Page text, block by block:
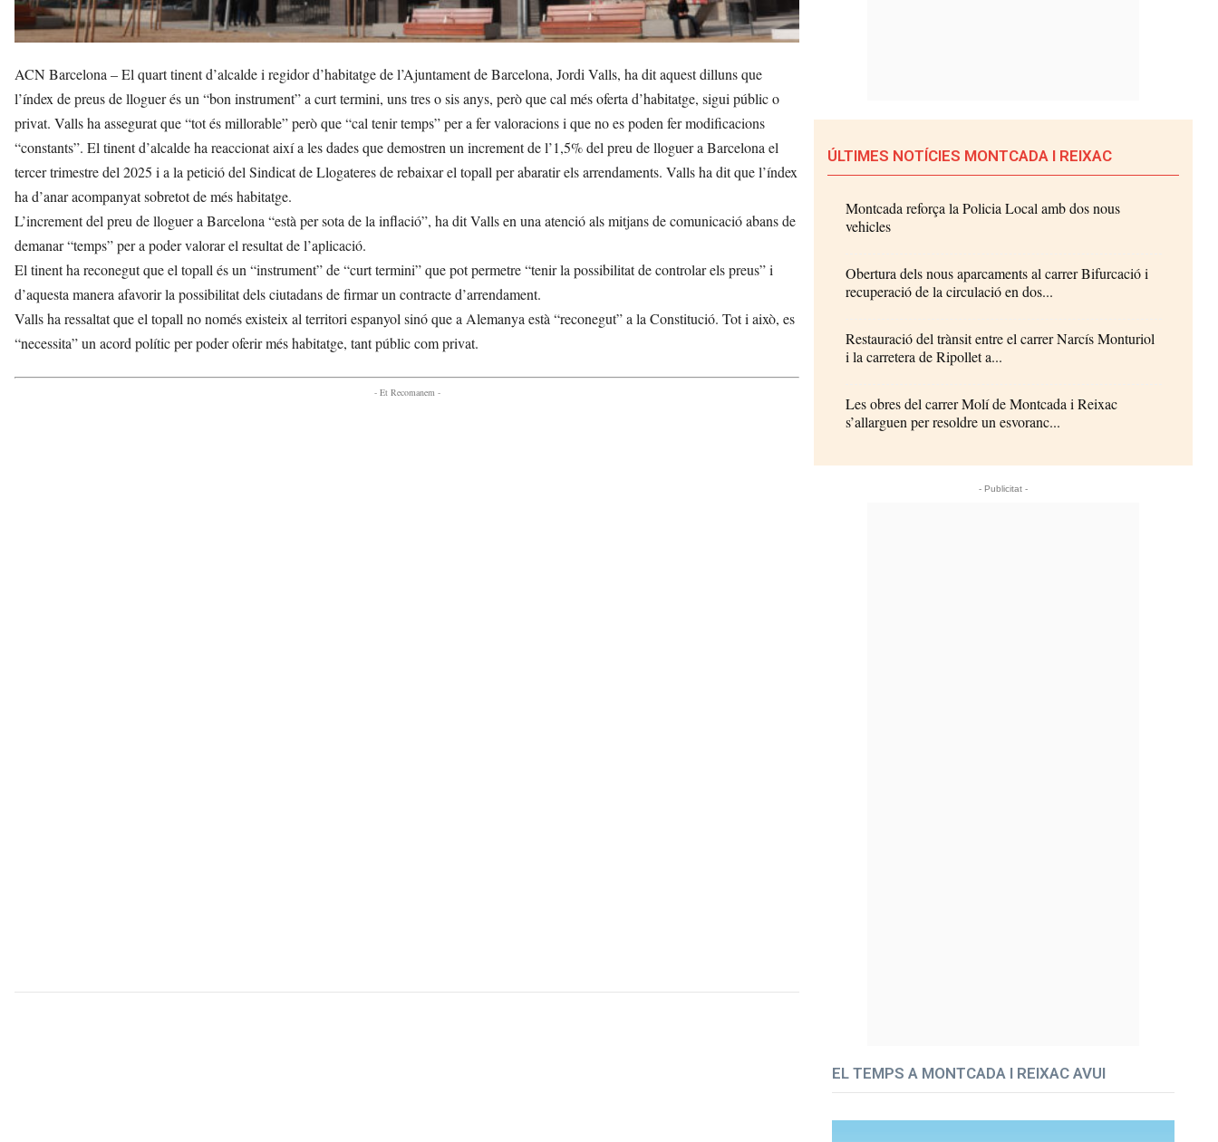
ACN Barcelona – El quart tinent d’alcalde i regidor d’habitatge de l’Ajuntament de Barcelona, Jordi Valls, ha dit aquest dilluns que
l’índex de preus de lloguer és un “bon instrument” a curt termini, uns tres o sis anys, però que cal més oferta d’habitatge, sigui públic o
privat. Valls ha assegurat que “tot és millorable” però que “cal tenir temps” per a fer valoracions i que no es poden fer modificacions
“constants”. El tinent d’alcalde ha reaccionat així a les dades que demostren un increment de l’1,5% del preu de lloguer a Barcelona el
tercer trimestre del 2025 i a la petició del Sindicat de Llogateres de rebaixar el topall per abaratir els arrendaments. Valls ha dit que l’índex
ha d’anar acompanyat sobretot de més habitatge.
L’increment del preu de lloguer a Barcelona “està per sota de la inflació”, ha dit Valls en una atenció als mitjans de comunicació abans de
demanar “temps” per a poder valorar el resultat de l’aplicació.
El tinent ha reconegut que el topall és un “instrument” de “curt termini” que pot permetre “tenir la possibilitat de controlar els preus” i
d’aquesta manera afavorir la possibilitat dels ciutadans de firmar un contracte d’arrendament.
Valls ha ressaltat que el topall no només existeix al territori espanyol sinó que a Alemanya està “reconegut” a la Constitució. Tot i això, es
“necessita” un acord polític per poder oferir més habitatge, tant públic com privat.
- Et Recomanem -
ÚLTIMES NOTÍCIES MONTCADA I REIXAC
Montcada reforça la Policia Local amb dos nous
vehicles
Obertura dels nous aparcaments al carrer Bifurcació i
recuperació de la circulació en dos...
Restauració del trànsit entre el carrer Narcís Monturiol
i la carretera de Ripollet a...
Les obres del carrer Molí de Montcada i Reixac
s’allarguen per resoldre un esvoranc...
- Publicitat -
EL TEMPS A MONTCADA I REIXAC AVUI